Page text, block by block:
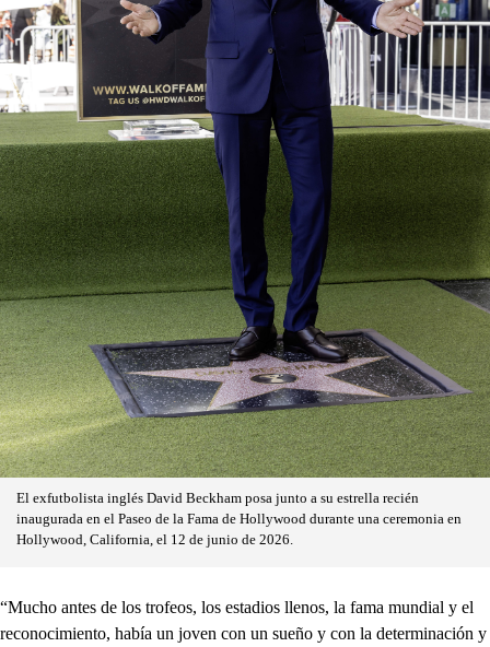
El exfutbolista inglés David Beckham posa junto a su estrella recién
inaugurada en el Paseo de la Fama de Hollywood durante una ceremonia en
Hollywood, California, el 12 de junio de 2026.
“Mucho antes de los trofeos, los estadios llenos, la fama mundial y el
reconocimiento, había un joven con un sueño y con la determinación y